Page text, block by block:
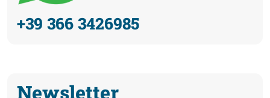
+39 366 3426985
Newsletter